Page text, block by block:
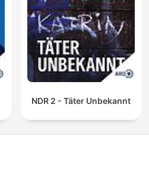
NDR 2 - Täter Unbekannt